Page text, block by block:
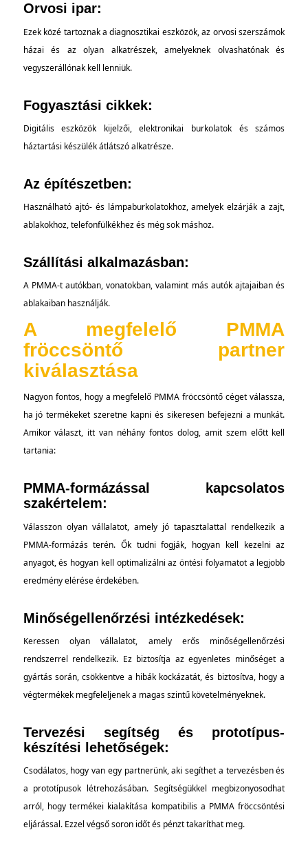
Orvosi ipar:
Ezek közé tartoznak a diagnosztikai eszközök, az orvosi szerszámok
házai és az olyan alkatrészek, amelyeknek olvashatónak és
vegyszerállónak kell lenniük.
Fogyasztási cikkek:
Digitális eszközök kijelzői, elektronikai burkolatok és számos
háztartási készülék átlátszó alkatrésze.
Az építészetben:
Használható ajtó- és lámpaburkolatokhoz, amelyek elzárják a zajt,
ablakokhoz, telefonfülkékhez és még sok máshoz.
Szállítási alkalmazásban:
A PMMA-t autókban, vonatokban, valamint más autók ajtajaiban és
ablakaiban használják.
A megfelelő PMMA
fröccsöntő partner
kiválasztása
Nagyon fontos, hogy a megfelelő PMMA fröccsöntő céget válassza,
ha jó termékeket szeretne kapni és sikeresen befejezni a munkát.
Amikor választ, itt van néhány fontos dolog, amit szem előtt kell
tartania:
PMMA-formázással kapcsolatos
szakértelem:
Válasszon olyan vállalatot, amely jó tapasztalattal rendelkezik a
PMMA-formázás terén. Ők tudni fogják, hogyan kell kezelni az
anyagot, és hogyan kell optimalizálni az öntési folyamatot a legjobb
eredmény elérése érdekében.
Minőségellenőrzési intézkedések:
Keressen olyan vállalatot, amely erős minőségellenőrzési
rendszerrel rendelkezik. Ez biztosítja az egyenletes minőséget a
gyártás során, csökkentve a hibák kockázatát, és biztosítva, hogy a
végtermékek megfeleljenek a magas szintű követelményeknek.
Tervezési segítség és prototípus-
készítési lehetőségek:
Csodálatos, hogy van egy partnerünk, aki segíthet a tervezésben és
a prototípusok létrehozásában. Segítségükkel megbizonyosodhat
arról, hogy termékei kialakítása kompatibilis a PMMA fröccsöntési
eljárással. Ezzel végső soron időt és pénzt takaríthat meg.